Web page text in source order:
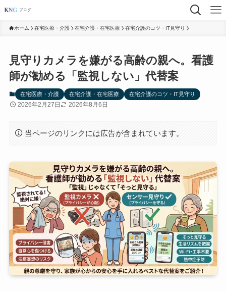
ホーム 在宅医療・介護 在宅介護・在宅医療 在宅介護のコツ・IT見守り
見守りカメラを嫌がる高齢の親へ。看護
師が勧める「監視しない」代替案
在宅医療・介護 在宅介護・在宅医療 在宅介護のコツ・IT見守り
2026年2月27日 2026年8月6日
当ページのリンクには広告が含まれています。